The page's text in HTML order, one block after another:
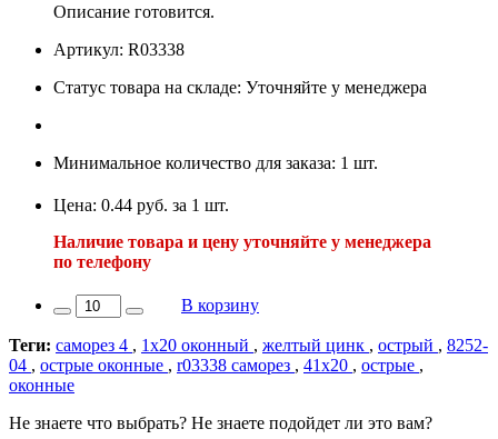
Описание готовится.
Артикул: R03338
Статус товара на складе: Уточняйте у менеджера
Минимальное количество для заказа: 1 шт.
Цена: 0.44 руб. за 1 шт.
Наличие товара и цену уточняйте у менеджера
по телефону
В корзину
Теги: саморез 4 , 1х20 оконный , желтый цинк , острый , 8252-
04 , острые оконные , r03338 саморез , 41х20 , острые ,
оконные
Не знаете что выбрать? Не знаете подойдет ли это вам?